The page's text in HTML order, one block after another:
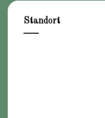
Standort